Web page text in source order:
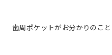
歯周ポケットがお分かりのこと